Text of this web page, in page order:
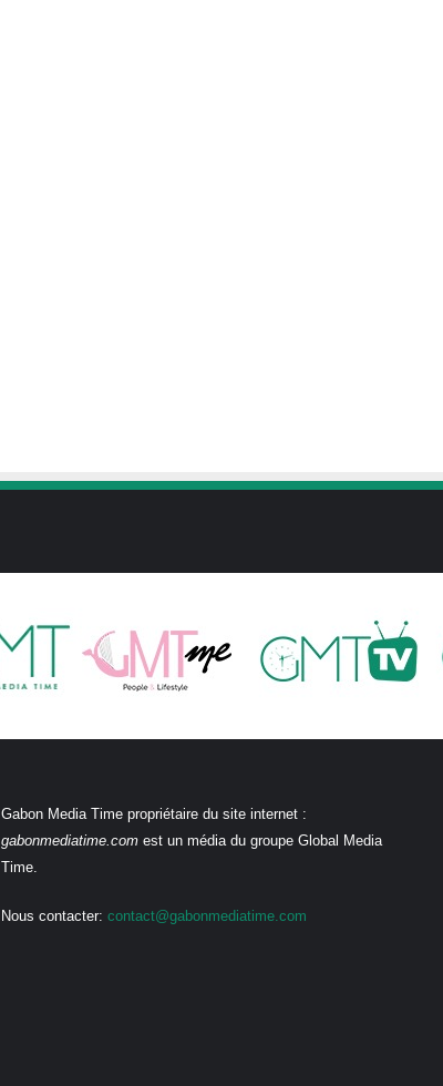
Gabon Media Time propriétaire du site internet :
gabonmediatime.comest un média du groupe Global Media
Time.
Nous contacter: contact@gabonmediatime.com